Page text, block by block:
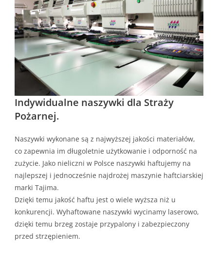
Indywidualne naszywki dla Straży
Pożarnej.
Naszywki wykonane są z najwyższej jakości materiałów,
co zapewnia im długoletnie użytkowanie i odporność na
zużycie. Jako nieliczni w Polsce naszywki haftujemy na
najlepszej i jednocześnie najdrożej maszynie haftciarskiej
marki Tajima.
Dzięki temu jakość haftu jest o wiele wyższa niż u
konkurencji. Wyhaftowane naszywki wycinamy laserowo,
dzięki temu brzeg zostaje przypalony i zabezpieczony
przed strzępieniem.